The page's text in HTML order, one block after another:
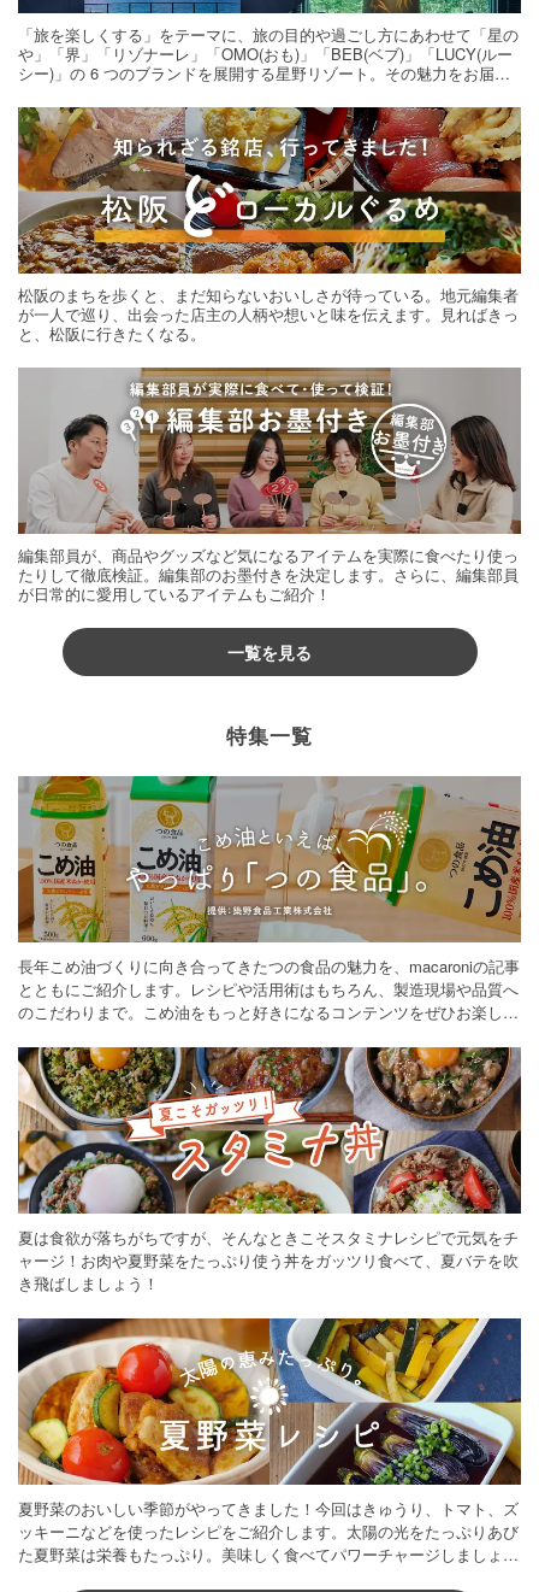
「旅を楽しくする」をテーマに、旅の目的や過ごし方にあわせて「星の
や」「界」「リゾナーレ」「OMO(おも)」「BEB(ベブ)」「LUCY(ルー
シー)」の 6 つのブランドを展開する星野リゾート。その魅力をお届け
松阪のまちを歩くと、まだ知らないおいしさが待っている。地元編集者
が一人で巡り、出会った店主の人柄や想いと味を伝えます。見ればきっ
と、松阪に行きたくなる。
編集部員が、商品やグッズなど気になるアイテムを実際に食べたり使っ
たりして徹底検証。編集部のお墨付きを決定します。さらに、編集部員
が日常的に愛用しているアイテムもご紹介！
一覧を見る
特集一覧
長年こめ油づくりに向き合ってきたつの食品の魅力を、macaroniの記事
とともにご紹介します。レシピや活用術はもちろん、製造現場や品質へ
のこだわりまで。こめ油をもっと好きになるコンテンツをぜひお楽しみ
夏は食欲が落ちがちですが、そんなときこそスタミナレシピで元気をチ
ャージ！お肉や夏野菜をたっぷり使う丼をガッツリ食べて、夏バテを吹
き飛ばしましょう！
夏野菜のおいしい季節がやってきました！今回はきゅうり、トマト、ズ
ッキーニなどを使ったレシピをご紹介します。太陽の光をたっぷりあび
た夏野菜は栄養もたっぷり。美味しく食べてパワーチャージしましょう